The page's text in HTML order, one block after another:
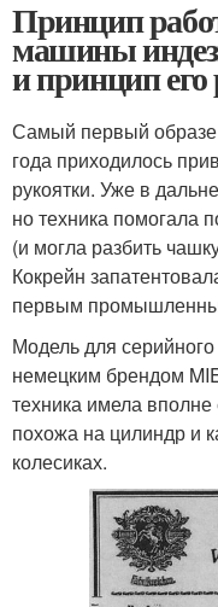
Принцип
машины
и принцип
Самый первый
года приходилось
рукоятки. Уже в
но техника помогала
(и могла разбить
Кокрейн
первым
Модель для
немецким брендом
техника имела
похожа на цилиндр и
колесиках.